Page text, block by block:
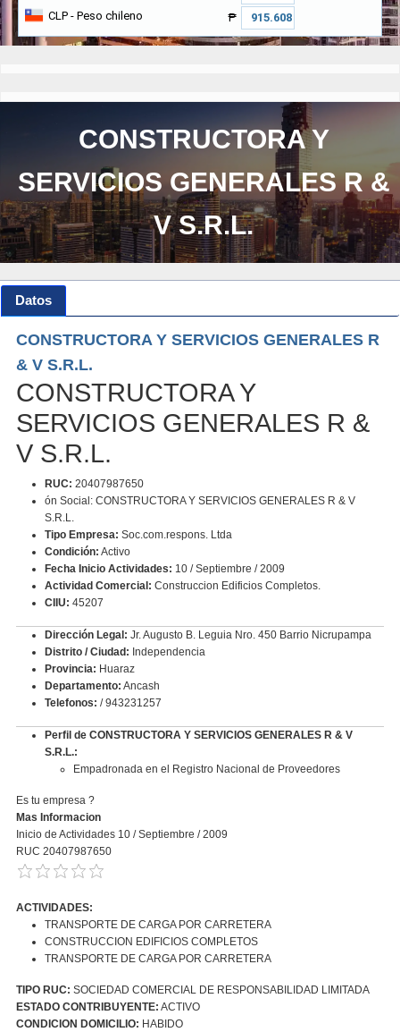
CLP - Peso chileno ₱
CONSTRUCTORA Y
SERVICIOS GENERALES R &
V S.R.L.
Datos
CONSTRUCTORA Y SERVICIOS GENERALES R
& V S.R.L.
CONSTRUCTORA Y
SERVICIOS GENERALES R &
V S.R.L.
RUC: 20407987650
ón Social: CONSTRUCTORA Y SERVICIOS GENERALES R & V
S.R.L.
Tipo Empresa: Soc.com.respons. Ltda
Condición: Activo
Fecha Inicio Actividades: 10 / Septiembre / 2009
Actividad Comercial: Construccion Edificios Completos.
CIIU: 45207
Dirección Legal: Jr. Augusto B. Leguia Nro. 450 Barrio Nicrupampa
Distrito / Ciudad: Independencia
Provincia: Huaraz
Departamento: Ancash
Telefonos: / 943231257
Perfil de CONSTRUCTORA Y SERVICIOS GENERALES R & V
S.R.L.:
Empadronada en el Registro Nacional de Proveedores
Es tu empresa ?
Mas Informacion
Inicio de Actividades 10 / Septiembre / 2009
RUC 20407987650
ACTIVIDADES:
TRANSPORTE DE CARGA POR CARRETERA
CONSTRUCCION EDIFICIOS COMPLETOS
TRANSPORTE DE CARGA POR CARRETERA
TIPO RUC: SOCIEDAD COMERCIAL DE RESPONSABILIDAD LIMITADA
ESTADO CONTRIBUYENTE: ACTIVO
CONDICION DOMICILIO: HABIDO